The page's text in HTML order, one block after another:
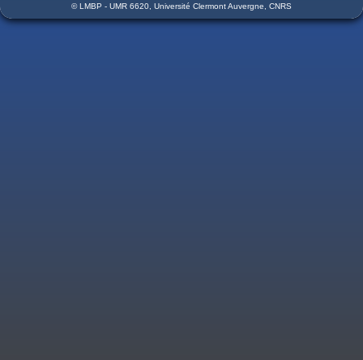
© LMBP - UMR 6620, Université Clermont Auvergne, CNRS